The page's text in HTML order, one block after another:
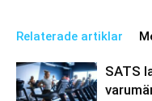
Relaterade artiklar
SATS